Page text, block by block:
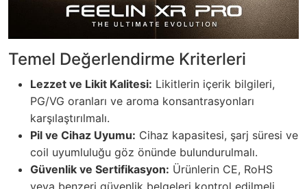
Temel Değerlendirme Kriterleri
Lezzet ve Likit Kalitesi: Likitlerin içerik bilgileri,
PG/VG oranları ve aroma konsantrasyonları
karşılaştırılmalı.
Pil ve Cihaz Uyumu: Cihaz kapasitesi, şarj süresi ve
coil uyumluluğu göz önünde bulundurulmalı.
Güvenlik ve Sertifikasyon: Ürünlerin CE, RoHS